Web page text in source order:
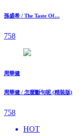
孫盛希 / The Taste Of…
758
周華健
周華健 / 怎麼斷句呢 (精裝版)
758
HOT